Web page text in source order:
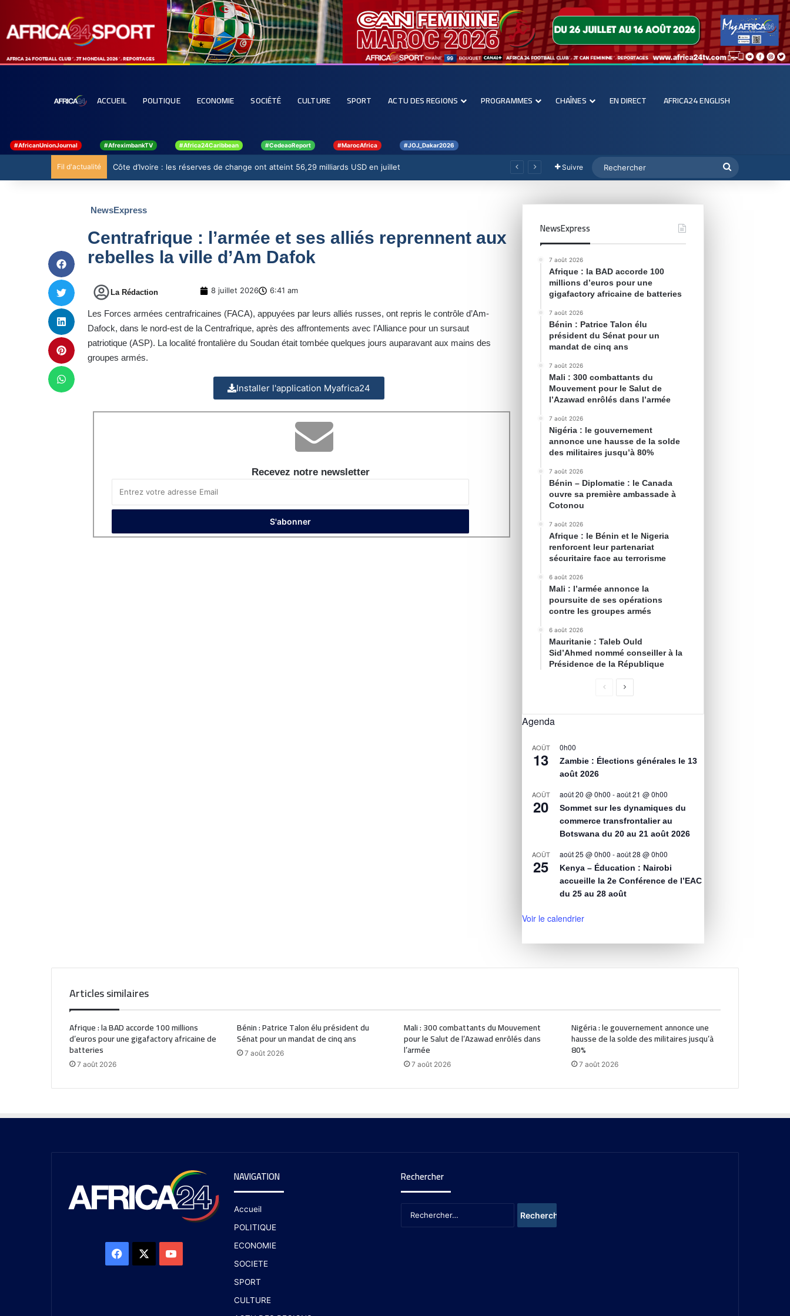
ACCUEIL POLITIQUE ECONOMIE SOCIÉTÉ CULTURE SPORT ACTU DES REGIONS PROGRAMMES CHAÎNES EN DIRECT AFRICA24 ENGLISH
#AfricanUnionJournal #AfreximbankTV #Africa24Caribbean #CedeaoReport #MarocAfrica #JOJ_Dakar2026
Fil d'actualité Côte d’Ivoire : les réserves de change ont atteint 56,29 milliards USD en juillet Suivre
NewsExpress
Centrafrique : l’armée et ses alliés reprennent aux
rebelles la ville d’Am Dafok
La Rédaction 8 juillet 2026 6:41 am
Les Forces armées centrafricaines (FACA), appuyées par leurs alliés russes, ont repris le contrôle d’Am-
Dafock, dans le nord-est de la Centrafrique, après des affrontements avec l’Alliance pour un sursaut
patriotique (ASP). La localité frontalière du Soudan était tombée quelques jours auparavant aux mains des
groupes armés.
Installer l'application Myafrica24
Recevez notre newsletter
NewsExpress
7 août 2026
Afrique : la BAD accorde 100
millions d’euros pour une
gigafactory africaine de batteries
7 août 2026
Bénin : Patrice Talon élu
président du Sénat pour un
mandat de cinq ans
7 août 2026
Mali : 300 combattants du
Mouvement pour le Salut de
l’Azawad enrôlés dans l’armée
7 août 2026
Nigéria : le gouvernement
annonce une hausse de la solde
des militaires jusqu’à 80%
7 août 2026
Bénin – Diplomatie : le Canada
ouvre sa première ambassade à
Cotonou
7 août 2026
Afrique : le Bénin et le Nigeria
renforcent leur partenariat
sécuritaire face au terrorisme
6 août 2026
Mali : l’armée annonce la
poursuite de ses opérations
contre les groupes armés
6 août 2026
Mauritanie : Taleb Ould
Sid’Ahmed nommé conseiller à la
Présidence de la République
Agenda
AOÛT
13
0h00
Zambie : Élections générales le 13
août 2026
AOÛT
20
août 20 @ 0h00 -août 21 @ 0h00
Sommet sur les dynamiques du
commerce transfrontalier au
Botswana du 20 au 21 août 2026
AOÛT
25
août 25 @ 0h00 -août 28 @ 0h00
Kenya – Éducation : Nairobi
accueille la 2e Conférence de l’EAC
du 25 au 28 août
Voir le calendrier
Articles similaires
Afrique : la BAD accorde 100 millions
d’euros pour une gigafactory africaine de
batteries
7 août 2026
Bénin : Patrice Talon élu président du
Sénat pour un mandat de cinq ans
7 août 2026
Mali : 300 combattants du Mouvement
pour le Salut de l’Azawad enrôlés dans
l’armée
7 août 2026
Nigéria : le gouvernement annonce une
hausse de la solde des militaires jusqu’à
80%
7 août 2026
NAVIGATION
Accueil
POLITIQUE
ECONOMIE
SOCIETE
SPORT
CULTURE
Rechercher